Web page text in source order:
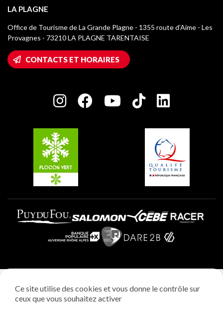
Taxe de séjour
Médiathèque
Logos La Plagne
Accès Wifi
Maison des Propriétaires
Charte des Acteurs Engagés
Montchavin - Les Coches
Champagny-en-Vanoise
Plagne 1800
Plagne Villages
Plagne Aime 2000
LA PLAGNE
Office de Tourisme de La Grande Plagne - 1355 route d’Aime - Les
Provagnes - 73210 LA PLAGNE TARENTAISE
CONTACTS ET HORAIRES
Ce site utilise des cookies et vous donne le contrôle sur
ceux que vous souhaitez activer